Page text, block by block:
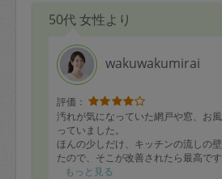
た。
ガラスの吹き上げも吹き跡もなく、
玄関の窓とドアの拭き掃除も暑い中や
ました。
お引っ越して以前より遠くなってしま
てくださりありがとうございます！
またお願いします。
50代 女性より
wakuwakumirai
評価：
汚れが気になっていた網戸や窓、お
っていました。
ほんの少しだけ、キッチンの流しの
たので、そこが改善されたら最高です
ありがとうございました。
もっと見る